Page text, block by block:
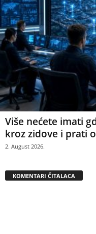
Više nećete imati
kroz zidove i prati
2. August 2026.
KOMENTARI ČITALACA